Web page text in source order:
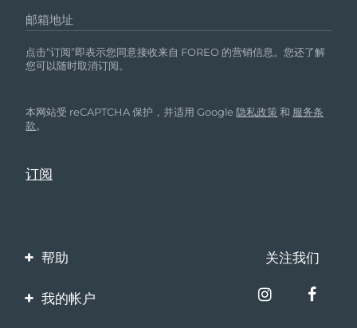
邮箱地址
点击“订阅”即表示您同意接收来自 FOREO 的营销信息。您还了解
您可以随时取消订阅。
本网站受 reCAPTCHA 保护，并适用 Google隐私政策 和 服务条
款。
帮助
联系我们
关注我们
我的帐户